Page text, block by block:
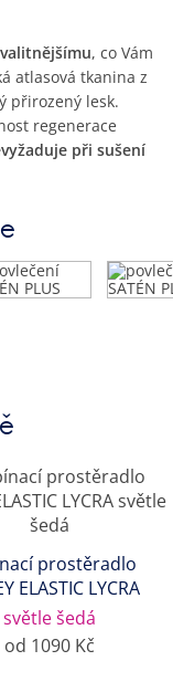
, co Vám
atlasová tkanina z
přirozený lesk.
regenerace
při sušení
prostěradlo
ELASTIC LYCRA
světle šedá
od 1090 Kč